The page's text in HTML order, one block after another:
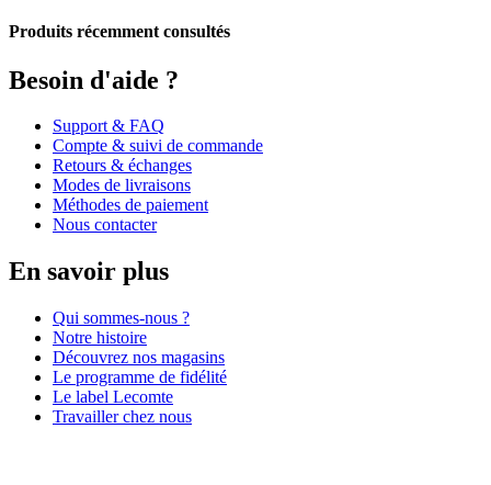
Produits récemment consultés
Besoin d'aide ?
Support & FAQ
Compte & suivi de commande
Retours & échanges
Modes de livraisons
Méthodes de paiement
Nous contacter
En savoir plus
Qui sommes-nous ?
Notre histoire
Découvrez nos magasins
Le programme de fidélité
Le label Lecomte
Travailler chez nous